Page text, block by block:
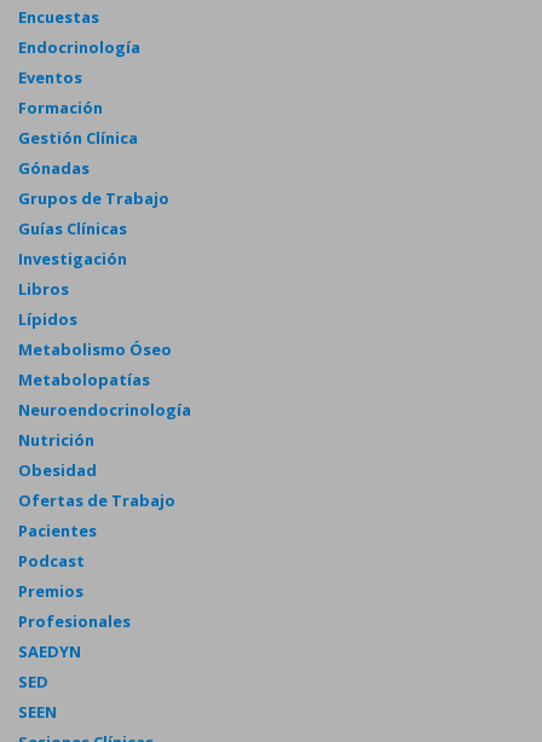
Encuestas
Endocrinología
Eventos
Formación
Gestión Clínica
Gónadas
Grupos de Trabajo
Guías Clínicas
Investigación
Libros
Lípidos
Metabolismo Óseo
Metabolopatías
Neuroendocrinología
Nutrición
Obesidad
Ofertas de Trabajo
Pacientes
Podcast
Premios
Profesionales
SAEDYN
SED
SEEN